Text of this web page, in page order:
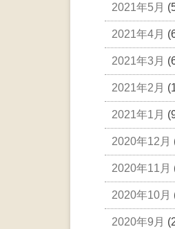
2021年5月
2021年4月
2021年3月
2021年2月
2021年1月
2020年12月
2020年11月
2020年10月
2020年9月